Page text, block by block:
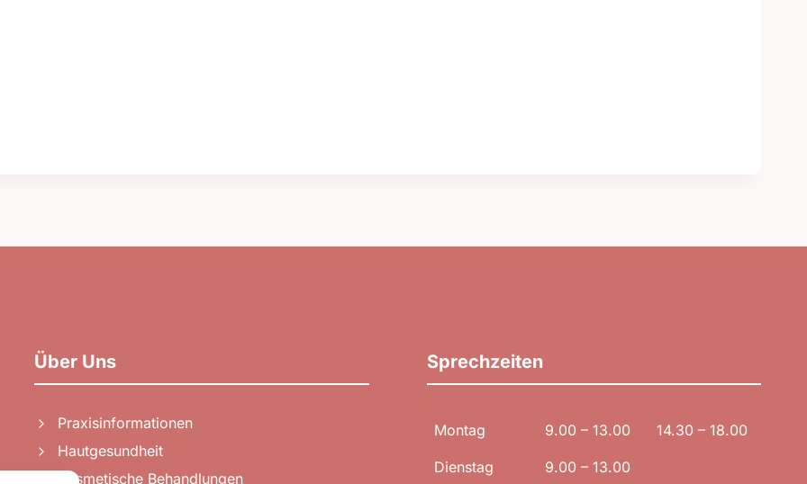
Über Uns
Praxisinformationen
Hautgesundheit
Kosmetische Behandlungen
Sprechzeiten
Montag 9.00 – 13.00 14.30 – 18.00
Dienstag 9.00 – 13.00